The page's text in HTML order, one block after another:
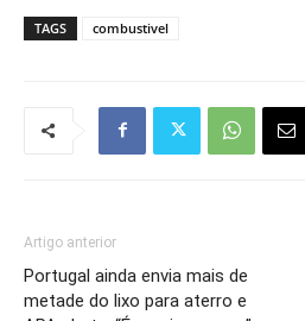
TAGS combustivel
Artigo anterior
Portugal ainda envia mais de
metade do lixo para aterro e